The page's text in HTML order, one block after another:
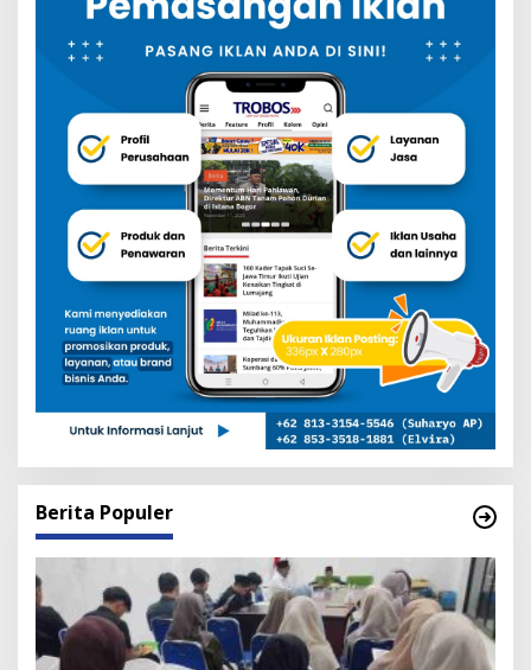
Berita Populer